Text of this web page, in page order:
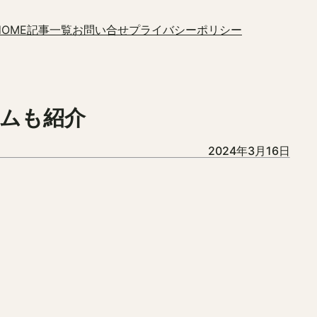
記事一覧お問い合せプライバシーポリシー
も紹介
2024年3月16日